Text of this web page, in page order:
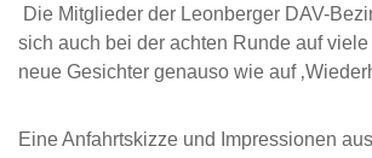
Die Mitglieder der Leonberger DAV-
sich auch bei der achten Runde auf
neue Gesichter genauso wie auf
Eine Anfahrtskizze und Impressionen